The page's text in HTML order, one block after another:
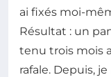
ai fixés moi-
Résultat : un
tenu trois mois
rafale. Depuis,